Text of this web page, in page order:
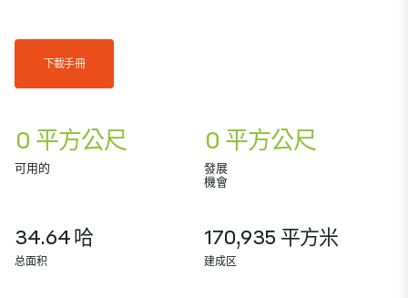
下載手冊
0 平方公尺
可用的
0 平方公尺
發展
機會
34.64 哈
总面积
170,935 平方米
建成区